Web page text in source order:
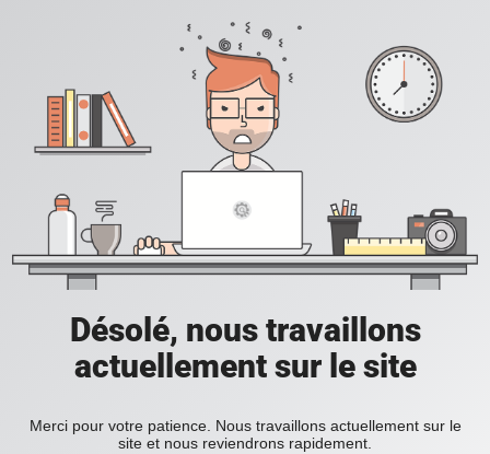
Désolé, nous travaillons
actuellement sur le site
Merci pour votre patience. Nous travaillons actuellement sur le
site et nous reviendrons rapidement.